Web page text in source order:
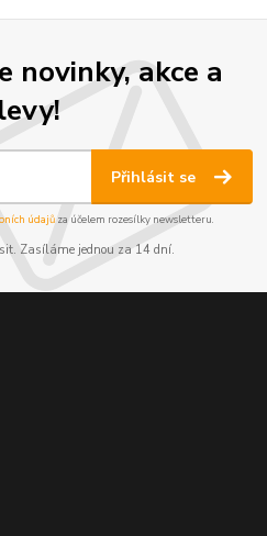
novinky, akce a
Přihlásit se
údajůza účelem rozesílky newsletteru.
Zasíláme jednou za 14 dní.